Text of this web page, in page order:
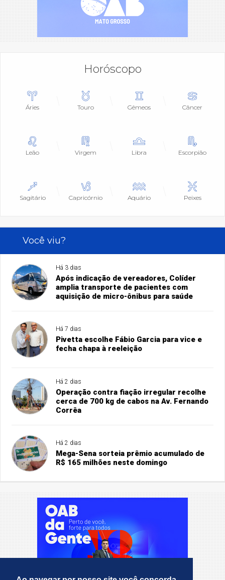
Horóscopo
Áries Touro Gêmeos Câncer
Leão Virgem Libra Escorpião
Sagitário Capricórnio Aquário Peixes
Você viu?
Há 3 dias
Após indicação de vereadores, Colíder
amplia transporte de pacientes com
aquisição de micro-ônibus para saúde
Há 7 dias
Pivetta escolhe Fábio Garcia para vice e
fecha chapa à reeleição
Há 2 dias
Operação contra fiação irregular recolhe
cerca de 700 kg de cabos na Av. Fernando
Corrêa
Há 2 dias
Mega-Sena sorteia prêmio acumulado de
R$ 165 milhões neste domingo